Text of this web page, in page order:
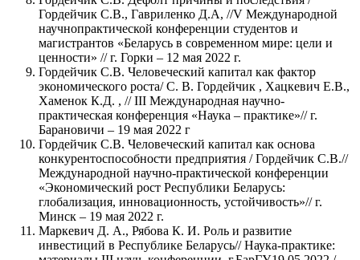
Гордейчик С.В., Гавриленко Д.А, //V Международной
научнопрактической конференции студентов и
магистрантов «Беларусь в современном мире: цели и
ценности» // г. Горки – 12 мая 2022 г.
Гордейчик С.В. Человеческий капитал как фактор
экономического роста/ С. В. Гордейчик , Хацкевич Е.В.,
Хаменок К.Д. , // III Международная научно-
практическая конференция «Наука – практике»// г.
Барановичи – 19 мая 2022 г
Гордейчик С.В. Человеческий капитал как основа
конкурентоспособности предприятия / Гордейчик С.В.//
Международной научно-практической конференции
«Экономический рост Республики Беларусь:
глобализация, инновационность, устойчивость»// г.
Минск – 19 мая 2022 г.
Маркевич Д. А., Рябова К. И. Роль и развитие
инвестиций в Республике Беларусь// Наука-практике: